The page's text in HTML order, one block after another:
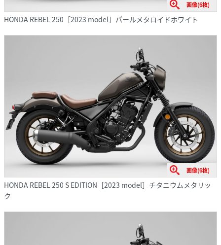
画像(6枚)
HONDA REBEL 250［2023 model］パールメタロイドホワイト
画像(6枚)
HONDA REBEL 250 S EDITION［2023 model］チタニウムメタリッ
ク